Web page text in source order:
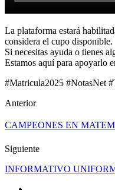
La plataforma estará
considera el cupo disponible.
Si necesitas ayuda o tienes
Estamos aquí para apoyarlo
#Matricula2025 #NotasNet
Anterior
CAMPEONES EN
Siguiente
INFORMATIVO